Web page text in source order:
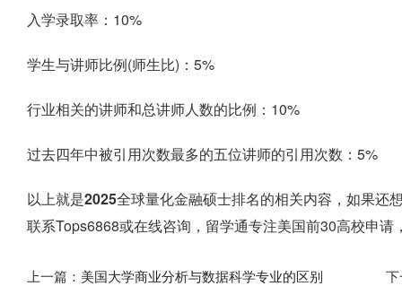
入学录取率：10%
学生与讲师比例(师生比)：5%
行业相关的讲师和总讲师人数的比例：10%
过去四年中被引用次数最多的五位讲师的引用次数：5%
以上就是2025全球量化金融硕士排名的相关内容，如果还
联系Tops6868或在线咨询，留学通专注美国前30高校申
上一篇： 美国大学商业分析与数据科学专业的区别